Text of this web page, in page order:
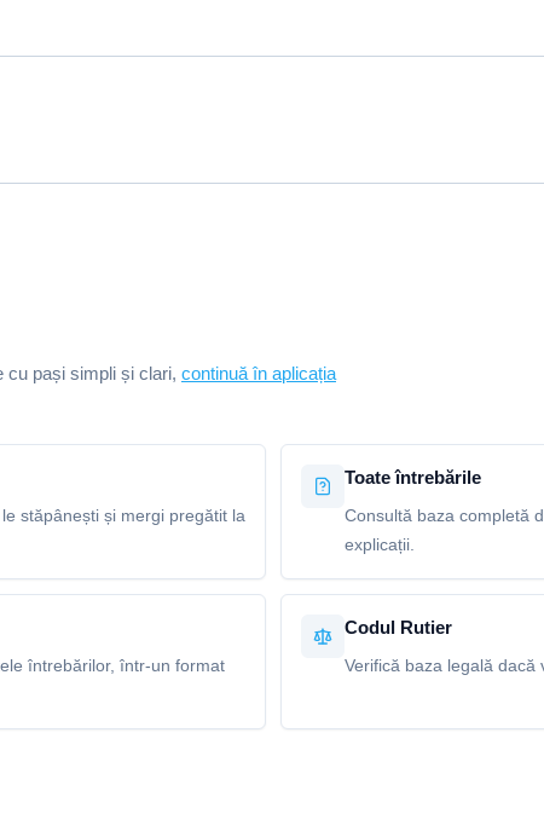
cu pași simpli și clari, continuă în aplicația
stăpânești și mergi pregătit la
Toate întrebările
Consultă baza completă
explicații.
întrebărilor, într-un format
Codul Rutier
Verifică baza legală dacă